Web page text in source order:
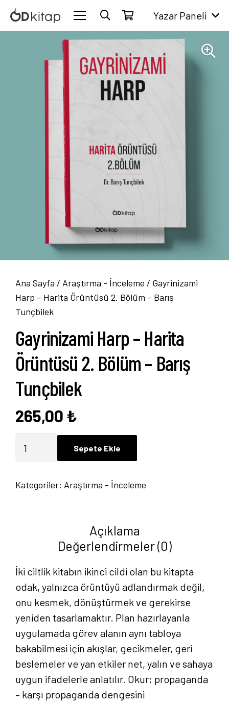
Yazar Paneli
Ana Sayfa / Araştırma - İnceleme / Gayrinizami
Harp – Harita Örüntüsü 2. Bölüm – Barış
Tunçbilek
Gayrinizami Harp – Harita
Örüntüsü 2. Bölüm – Barış
Tunçbilek
265,00 ₺
Harp
Harita
Barış
Tunçbilek
adet
Sepete Ekle
Kategoriler: Araştırma - İnceleme
Açıklama
Değerlendirmeler (0)
İki ciltlik kitabın ikinci cildi olan bu kitapta
odak, yalnızca örüntüyü adlandırmak değil,
onu kesmek, dönüştürmek ve gerekirse
yeniden tasarlamaktır. Plan hazırlayanla
uygulamada görev alanın aynı tabloya
bakabilmesi için akışlar, gecikmeler, geri
beslemeler ve yan etkiler net, yalın ve sahaya
uygun ifadelerle anlatılır. Okur; propaganda
– karşı propaganda dengesini